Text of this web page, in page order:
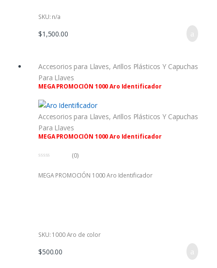
SKU: n/a
$1,500.00
Accesorios para Llaves, Arillos Plásticos Y Capuchas
Para Llaves
MEGA PROMOCIÓN 1000 Aro Identificador
Accesorios para Llaves, Arillos Plásticos Y Capuchas
Para Llaves
MEGA PROMOCIÓN 1000 Aro Identificador
u
(0)
MEGA PROMOCIÓN 1000 Aro Identificador
SKU: 1000 Aro de color
$500.00